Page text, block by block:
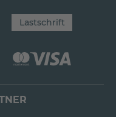
Lastschrift